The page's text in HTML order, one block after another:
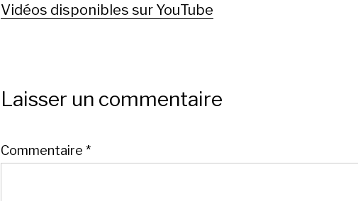
Vidéos disponibles sur YouTube
Laisser un commentaire
Commentaire *